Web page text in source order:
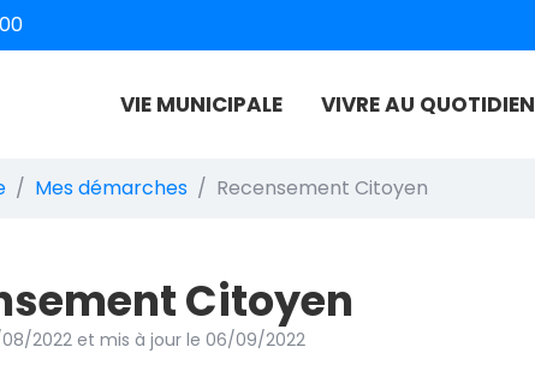
de Authie
VIE MUNICIPALE VIVRE AU QUOTIDIEN
Mes démarches Recensement Citoyen
Citoyen
08/2022 et mis à jour le 06/09/2022